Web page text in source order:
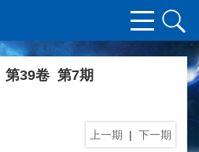
第39卷 第7期
上一期 | 下一期